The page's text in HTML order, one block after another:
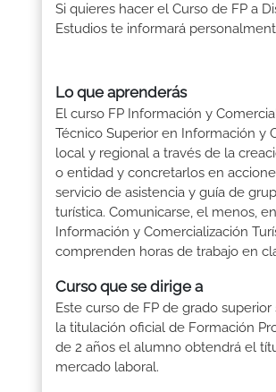
Si quieres hacer el Curso de FP a
Estudios te informará
Lo que aprenderás
El curso FP Información y
Técnico Superior en Información y
local y regional a través de la
o entidad y concretarlos en
servicio de asistencia y guía de
turística. Comunicarse, el menos,
Información y Comercialización
comprenden horas de trabajo en
Curso que se dirige a
Este curso de FP de grado
la titulación oficial de Formación
de 2 años el alumno obtendrá el
mercado laboral.